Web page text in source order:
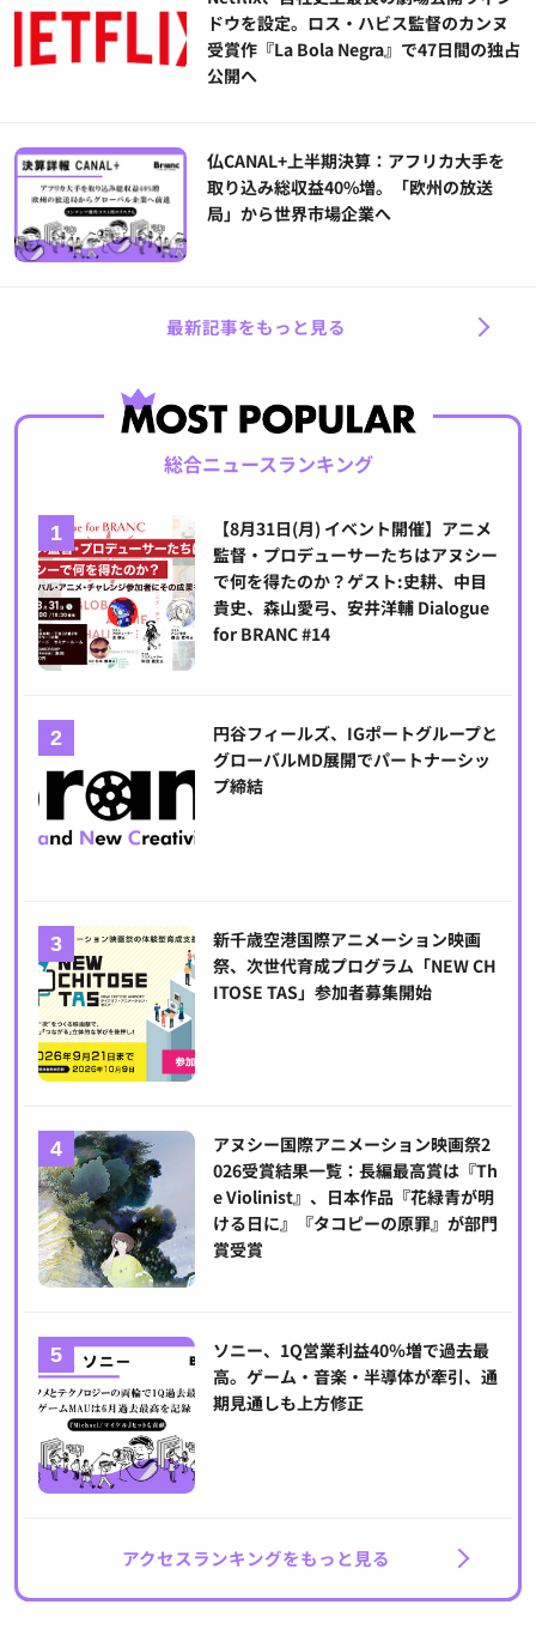
ドウを設定。ロス・ハビス監督のカンヌ
受賞作『La Bola Negra』で47日間の独占
公開へ
仏CANAL+上半期決算：アフリカ大手を
取り込み総収益40%増。「欧州の放送
局」から世界市場企業へ
最新記事をもっと見る
総合ニュースランキング
【8月31日(月) イベント開催】アニメ
監督・プロデューサーたちはアヌシー
で何を得たのか？ゲスト:史耕、中目
貴史、森山愛弓、安井洋輔 Dialogue
for BRANC #14
円谷フィールズ、IGポートグループと
グローバルMD展開でパートナーシッ
プ締結
新千歳空港国際アニメーション映画
祭、次世代育成プログラム「NEW CH
ITOSE TAS」参加者募集開始
アヌシー国際アニメーション映画祭2
026受賞結果一覧：長編最高賞は『Th
e Violinist』、日本作品『花緑青が明
ける日に』『タコピーの原罪』が部門
賞受賞
ソニー、1Q営業利益40％増で過去最
高。ゲーム・音楽・半導体が牽引、通
期見通しも上方修正
アクセスランキングをもっと見る